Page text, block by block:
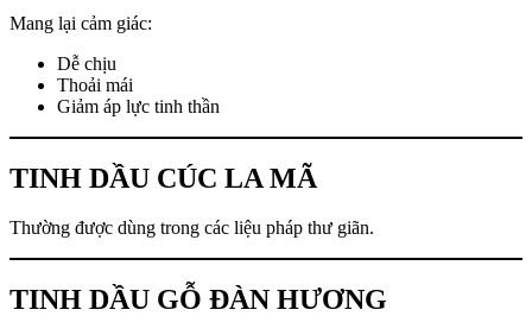
Mang lại cảm giác:
Dễ chịu
Thoải mái
Giảm áp lực tinh thần
TINH DẦU CÚC LA MÃ
Thường được dùng trong các liệu pháp thư giãn.
TINH DẦU GỖ ĐÀN HƯƠNG